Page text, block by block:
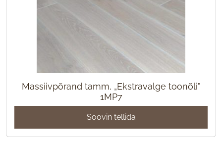
Massiivpõrand tamm, „Ekstravalge toonõli”
1MP7
Soovin tellida